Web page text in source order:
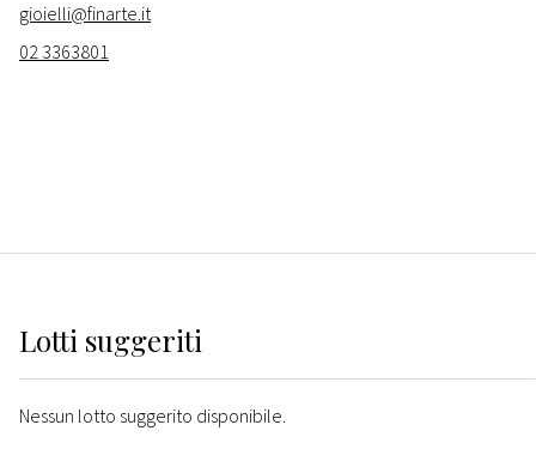
gioielli@finarte.it
02 3363801
Lotti suggeriti
Nessun lotto suggerito disponibile.